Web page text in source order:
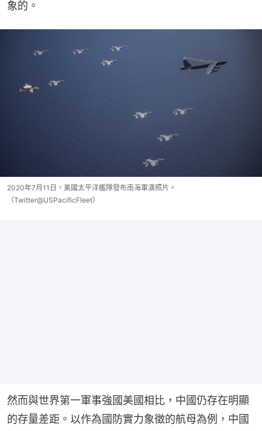
象的。
2020年7月11日，美國太平洋艦隊發布南海軍演照片。
（Twitter@USPacificFleet）
然而與世界第一軍事強國美國相比，中國仍存在明顯
的存量差距。以作為國防實力象徵的航母為例，中國